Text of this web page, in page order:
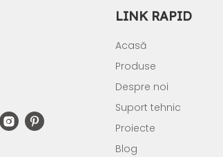
LINK RAPID
Acasă
Produse
Despre noi
Suport tehnic
Proiecte
Blog